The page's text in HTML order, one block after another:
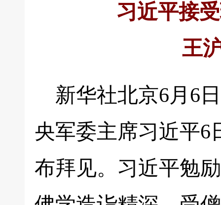
习近平接
王
新华社北京6月6
央军委主席习近平6
布拜见。习近平勉